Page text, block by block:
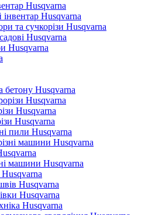
Husqvarna
інвентар Husqvarna
та сучкорізи Husqvarna
Husqvarna
Husqvarna
бетону Husqvarna
Husqvarna
Husqvarna
Husqvarna
пили Husqvarna
машини Husqvarna
машини Husqvarna
Husqvarna
Husqvarna
Husqvarna